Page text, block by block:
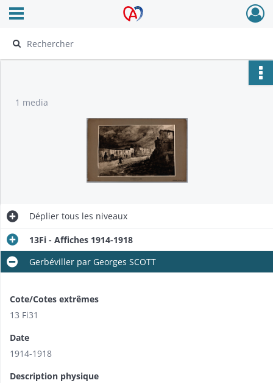
Archives Alsace - Colmar
Ouvrir le menu déroulant
1 media
Déplier tous les niveaux
13Fi - Affiches 1914-1918
Gerbéviller par Georges SCOTT
Cote/Cotes extrêmes
13 Fi31
Date
1914-1918
Description physique